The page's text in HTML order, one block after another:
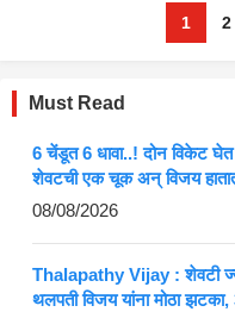
1 2
Must Read
6 चेंडूत 6 धावा..! दोन विकेट घेत
शेवटची एक चूक अन् विजय
08/08/2026
Thalapathy Vijay : शेवटी
थलपती विजय यांना मोठा झटका,